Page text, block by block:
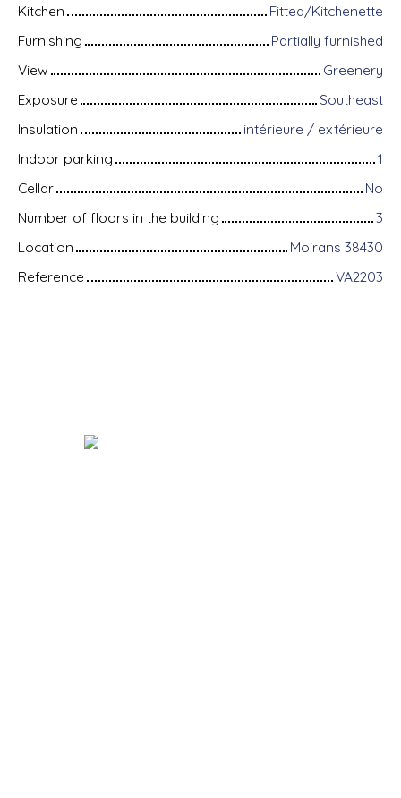
Kitchen
Fitted/Kitchenette
Furnishing
Partially furnished
View
Greenery
Exposure
Southeast
Insulation
intérieure / extérieure
Indoor parking
1
Cellar
No
Number of floors in the building
3
Location
Moirans 38430
Reference
VA2203